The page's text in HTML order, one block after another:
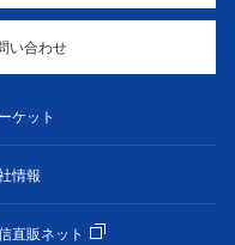
い合わせ
ケット
情報
直販ネット